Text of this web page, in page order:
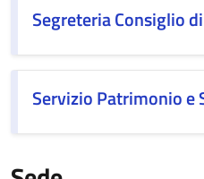
Segreteria Consiglio
Servizio Patrimonio e